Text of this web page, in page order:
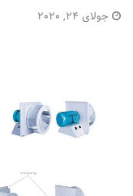
جولای 24, 2020